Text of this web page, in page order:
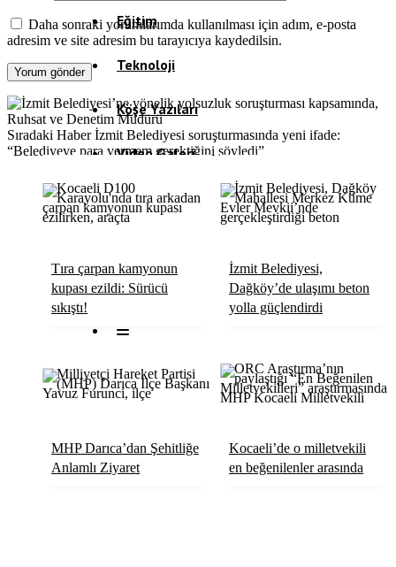
Eğitim
Teknoloji
Köşe Yazıları
Video Galeri
Röportaj
Daha sonraki yorumlarımda kullanılması için adım, e-posta
adresim ve site adresim bu tarayıcıya kaydedilsin.
Sıradaki Haber İzmit Belediyesi soruşturmasında yeni ifade:
“Belediyeye para vermem gerektiğini söyledi”
Tıra çarpan kamyonun
kupası ezildi: Sürücü
sıkıştı!
İzmit Belediyesi,
Dağköy’de ulaşımı beton
yolla güçlendirdi
MHP Darıca’dan Şehitliğe
Anlamlı Ziyaret
Kocaeli’de o milletvekili
en beğenilenler arasında